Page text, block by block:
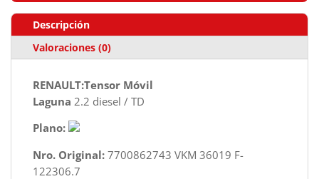
Descripción
Valoraciones (0)
RENAULT:Tensor Móvil
Laguna 2.2 diesel / TD
Plano:
Nro. Original: 7700862743 VKM 36019 F-
122306.7